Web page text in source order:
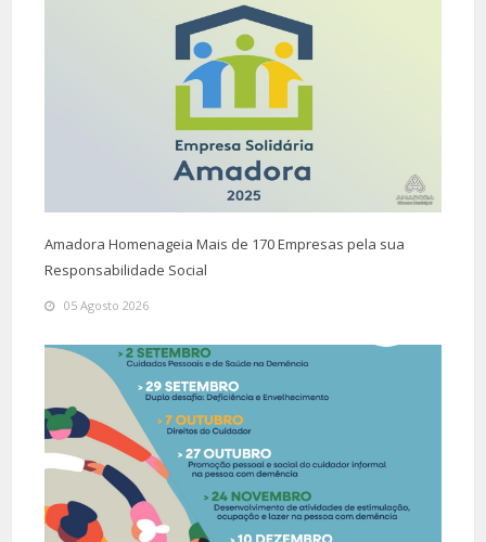
Amadora Homenageia Mais de 170 Empresas pela sua
Responsabilidade Social
05 Agosto 2026